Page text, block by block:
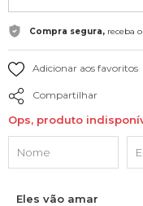
Compra segura, receba
Adicionar aos favoritos
Compartilhar
Ops, produto
Eles vão amar